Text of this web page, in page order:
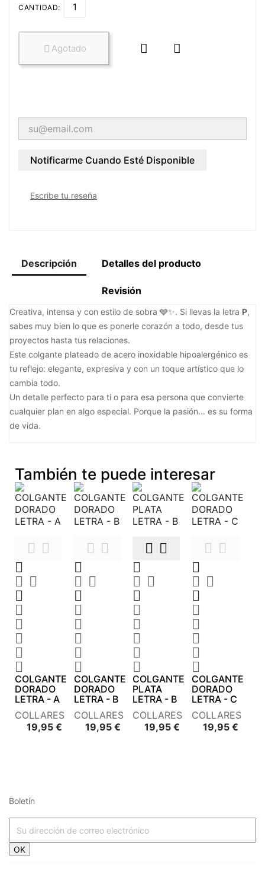
CANTIDAD:
 Agotado  
Notificarme Cuando Esté Disponible
Escribe tu reseña
Descripción Detalles del producto
Revisión
Creativa, intensa y con estilo de sobra 🩶✨. Si llevas la letra P,
sabes muy bien lo que es ponerle corazón a todo, desde tus
proyectos hasta tus relaciones.
Este colgante plateado de acero inoxidable hipoalergénico es
tu reflejo: elegante, expresiva y con un toque artístico que lo
cambia todo.
Un detalle perfecto para ti o para esa persona que convierte
cualquier plan en algo especial. Porque la pasión... es su forma
de vida.
También te puede interesar
 

 






COLGANTE
DORADO
LETRA - A
COLLARES
19,95 €Precio
 

 






COLGANTE
DORADO
LETRA - B
COLLARES
19,95 € Precio
 

 






COLGANTE
PLATA
LETRA - B
COLLARES
19,95 €Precio
 

 






COLGANTE
DORADO
LETRA - C
COLLARES
19,95 €

 


 

 
 
Boletín
OK